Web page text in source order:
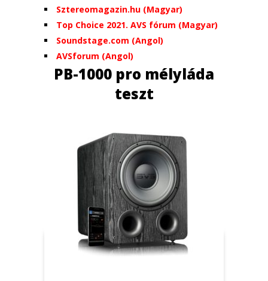
Sztereomagazin.hu (Magyar)
Top Choice 2021. AVS fórum (Magyar)
Soundstage.com (Angol)
AVSforum (Angol)
PB-1000 pro mélyláda
teszt